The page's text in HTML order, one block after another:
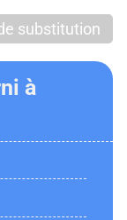
substitution
à